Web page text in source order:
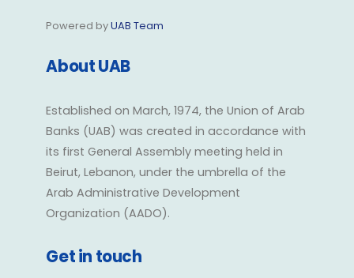
Powered byUAB Team
About UAB
Established on March, 1974, the Union of Arab
Banks (UAB) was created in accordance with
its first General Assembly meeting held in
Beirut, Lebanon, under the umbrella of the
Arab Administrative Development
Organization (AADO).
Get in touch